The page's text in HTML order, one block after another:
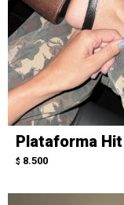
Plataforma Hit
$ 8.500